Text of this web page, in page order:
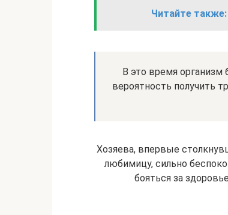
Читайте также:
В это время организм
вероятность получить
Хозяева, впервые
любимицу, сильно
бояться за